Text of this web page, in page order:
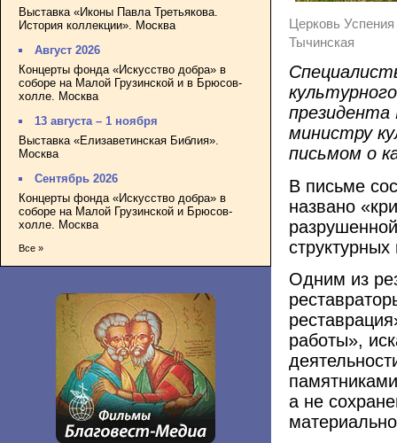
Выставка «Иконы Павла Третьякова.
История коллекции». Москва
Август 2026
Концерты фонда «Искусство добра» в
соборе на Малой Грузинской и в Брюсов-
холле. Москва
13 августа – 1 ноября
Выставка «Елизаветинская Библия».
Москва
Сентябрь 2026
Концерты фонда «Искусство добра» в
соборе на Малой Грузинской и Брюсов-
холле. Москва
Все »
Церковь
Тычинская
министру
письмом о
В письме
названо
Одним из
работы»,
а не